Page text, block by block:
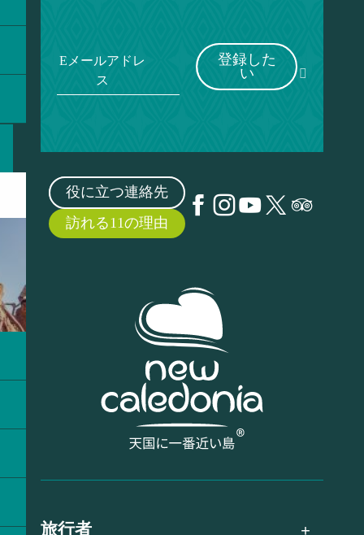
Eメールアドレ
ス
登録した
い
役に立つ連絡先
訪れる11の理由
旅行者